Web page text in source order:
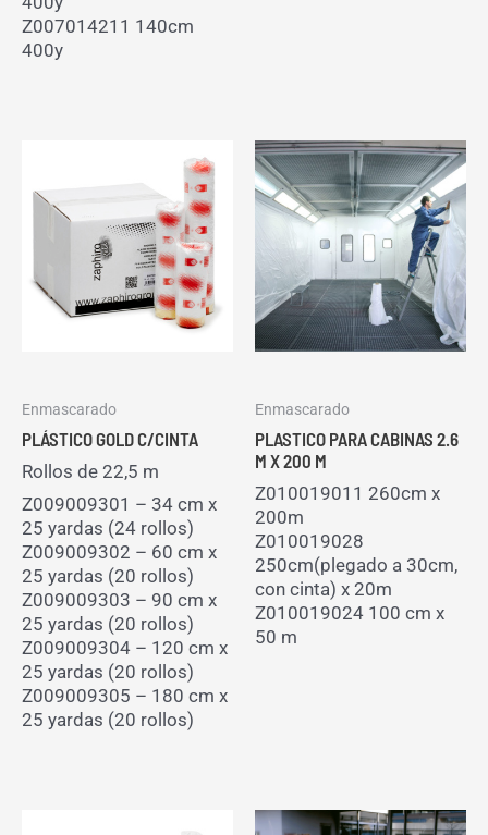
Z007014211 140cm
400y
Enmascarado
PLÁSTICO GOLD C/CINTA
Rollos de 22,5 m
Z009009301 – 34 cm x
25 yardas (24 rollos)
Z009009302 – 60 cm x
25 yardas (20 rollos)
Z009009303 – 90 cm x
25 yardas (20 rollos)
Z009009304 – 120 cm x
25 yardas (20 rollos)
Z009009305 – 180 cm x
25 yardas (20 rollos)
Enmascarado
PLASTICO PARA CABINAS 2.6
M X 200 M
Z010019011 260cm x
200m
Z010019028
250cm(plegado a 30cm,
con cinta) x 20m
Z010019024 100 cm x
50 m